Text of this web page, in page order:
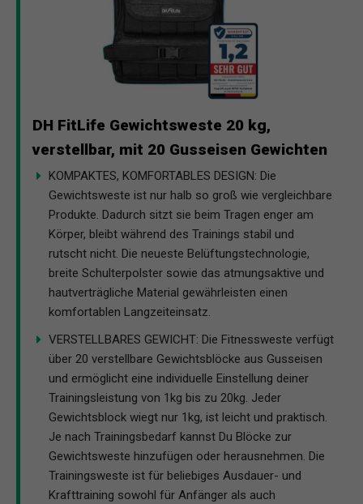
DH FitLife Gewichtsweste 20 kg,
verstellbar, mit 20 Gusseisen Gewichten
KOMPAKTES, KOMFORTABLES DESIGN: Die
Gewichtsweste ist nur halb so groß wie vergleichbare
Produkte. Dadurch sitzt sie beim Tragen enger am
Körper, bleibt während des Trainings stabil und
rutscht nicht. Die neueste Belüftungstechnologie,
breite Schulterpolster sowie das atmungsaktive und
hautverträgliche Material gewährleisten einen
komfortablen Langzeiteinsatz.
VERSTELLBARES GEWICHT: Die Fitnessweste verfügt
über 20 verstellbare Gewichtsblöcke aus Gusseisen
und ermöglicht eine individuelle Einstellung deiner
Trainingsleistung von 1kg bis zu 20kg. Jeder
Gewichtsblock wiegt nur 1kg, ist leicht und praktisch.
Je nach Trainingsbedarf kannst Du Blöcke zur
Gewichtsweste hinzufügen oder herausnehmen. Die
Trainingsweste ist für beliebiges Ausdauer- und
Krafttraining sowohl für Anfänger als auch